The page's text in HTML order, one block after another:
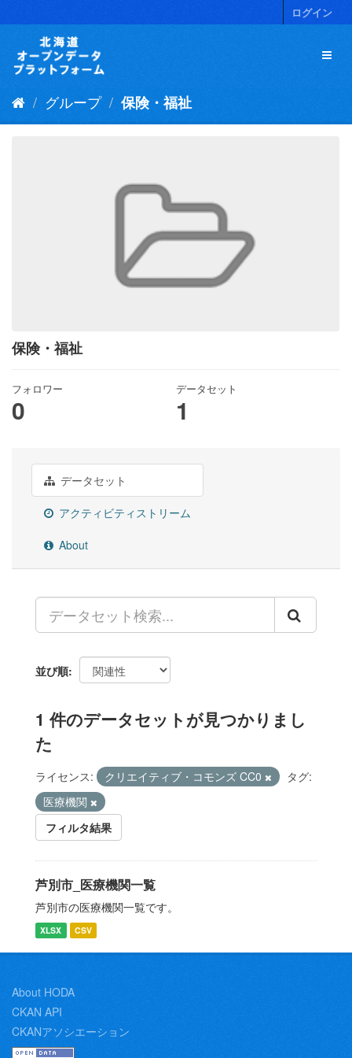
キ
ログイン
グループ 保険・福祉
保険・福祉
フォロワー
0
データセット
1
データセット
アクティビティストリーム
About
並び順
1 件のデータセットが見つかりまし
た
ライセンス: クリエイティブ・コモンズ CC0
タグ:
医療機関
フィルタ結果
芦別市_医療機関一覧
芦別市の医療機関一覧です。
XLSX CSV
About HODA
CKAN API
CKANアソシエーション